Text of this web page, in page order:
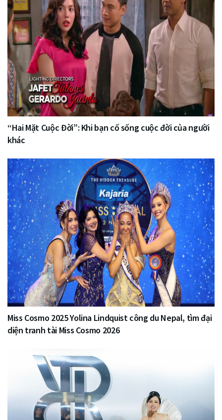
“Hai Mặt Cuộc Đời”: Khi bạn cố sống cuộc đời của người
khác
Miss Cosmo 2025 Yolina Lindquist công du Nepal, tìm đại
diện tranh tài Miss Cosmo 2026